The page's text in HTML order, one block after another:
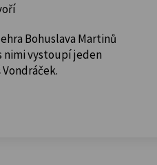
Bohuslava Martinů
nimi vystoupí jeden